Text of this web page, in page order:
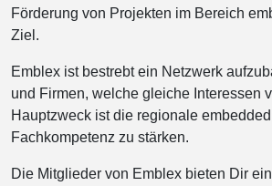
Förderung von Projekten im Bereich
Ziel.
Emblex ist bestrebt ein Netzwerk
und Firmen, welche gleiche Interessen
Hauptzweck ist die regionale
Fachkompetenz zu stärken.
Die Mitglieder von Emblex bieten Dir